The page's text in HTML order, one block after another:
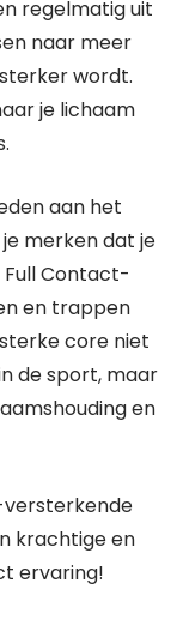
regelmatig uit
naar meer
wordt.
je lichaam
aan het
merken dat je
Contact-
en trappen
core niet
de sport, maar
en
versterkende
krachtige en
ervaring!